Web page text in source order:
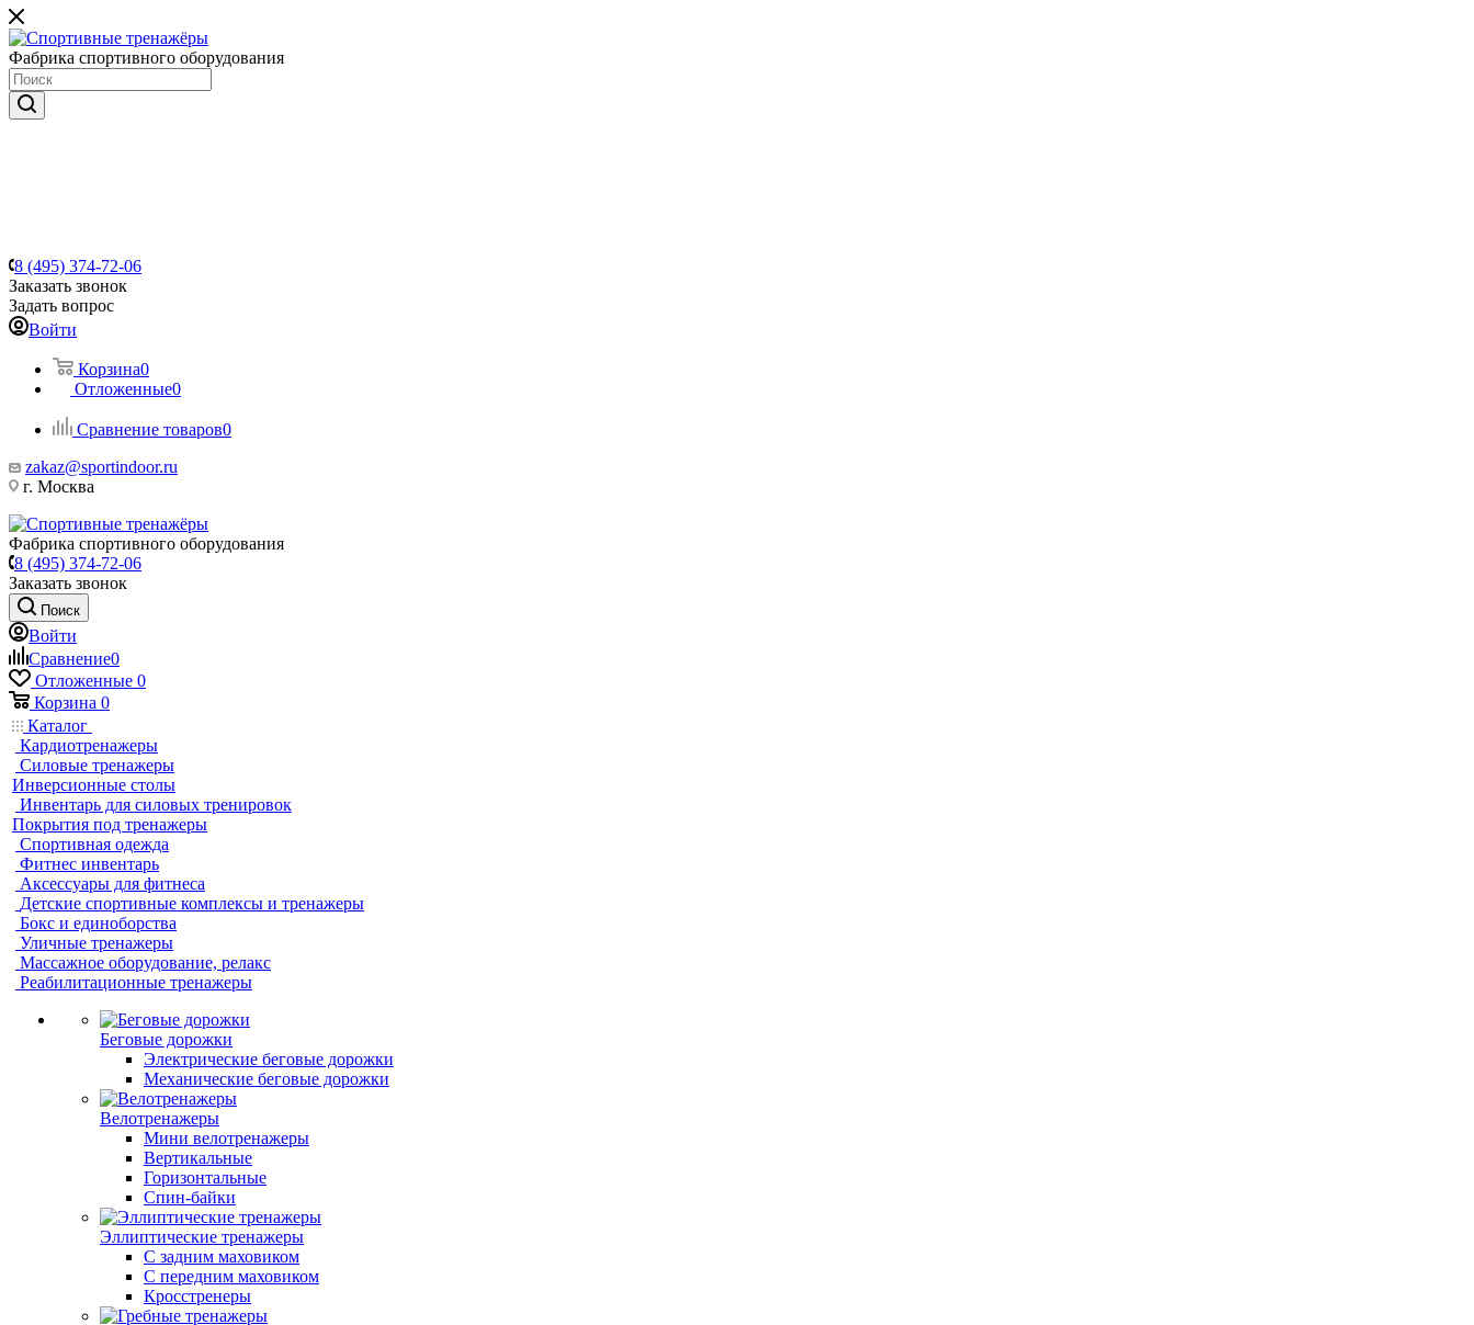
Фабрика спортивного оборудования
8 (495) 374-72-06
Заказать звонок
Задать вопрос
Войти
Корзина0
Отложенные0
Сравнение товаров0
zakaz@sportindoor.ru
г. Москва
Фабрика спортивного оборудования
8 (495) 374-72-06
Заказать звонок
Поиск
Войти
Сравнение0
Отложенные 0
Корзина 0
Каталог
Кардиотренажеры
Силовые тренажеры
Инверсионные столы
Инвентарь для силовых тренировок
Покрытия под тренажеры
Спортивная одежда
Фитнес инвентарь
Аксессуары для фитнеса
Детские спортивные комплексы и тренажеры
Бокс и единоборства
Уличные тренажеры
Массажное оборудование, релакс
Реабилитационные тренажеры
Беговые дорожки
Электрические беговые дорожки
Механические беговые дорожки
Велотренажеры
Мини велотренажеры
Вертикальные
Горизонтальные
Спин-байки
Эллиптические тренажеры
С задним маховиком
С передним маховиком
Кросстренеры